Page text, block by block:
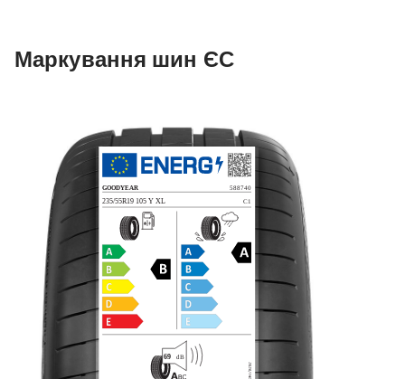
Маркування шин ЄС